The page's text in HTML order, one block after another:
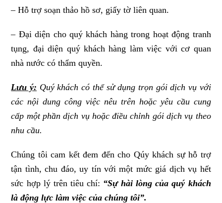
– Hỗ trợ soạn thảo hồ sơ, giấy tờ liên quan.
– Đại diện cho quý khách hàng trong hoạt động tranh
tụng, đại diện quý khách hàng làm việc với cơ quan
nhà nước có thẩm quyền.
Lưu ý: Quý khách có thể sử dụng trọn gói dịch vụ với
các nội dung công việc nêu trên hoặc yêu cầu cung
cấp một phần dịch vụ hoặc điều chỉnh gói dịch vụ theo
nhu cầu.
Chúng tôi cam kết đem đến cho Qúy khách sự hỗ trợ
tận tình, chu đáo, uy tín với một mức giá dịch vụ hết
sức hợp lý trên tiêu chí: “Sự hài lòng của quý khách
là động lực làm việc của chúng tôi”.